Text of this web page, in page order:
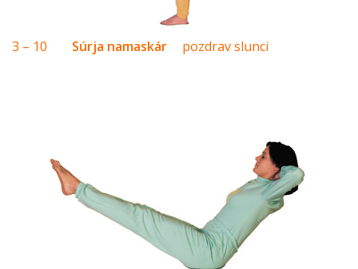
3 – 10 Súrja namaskár pozdrav slunci